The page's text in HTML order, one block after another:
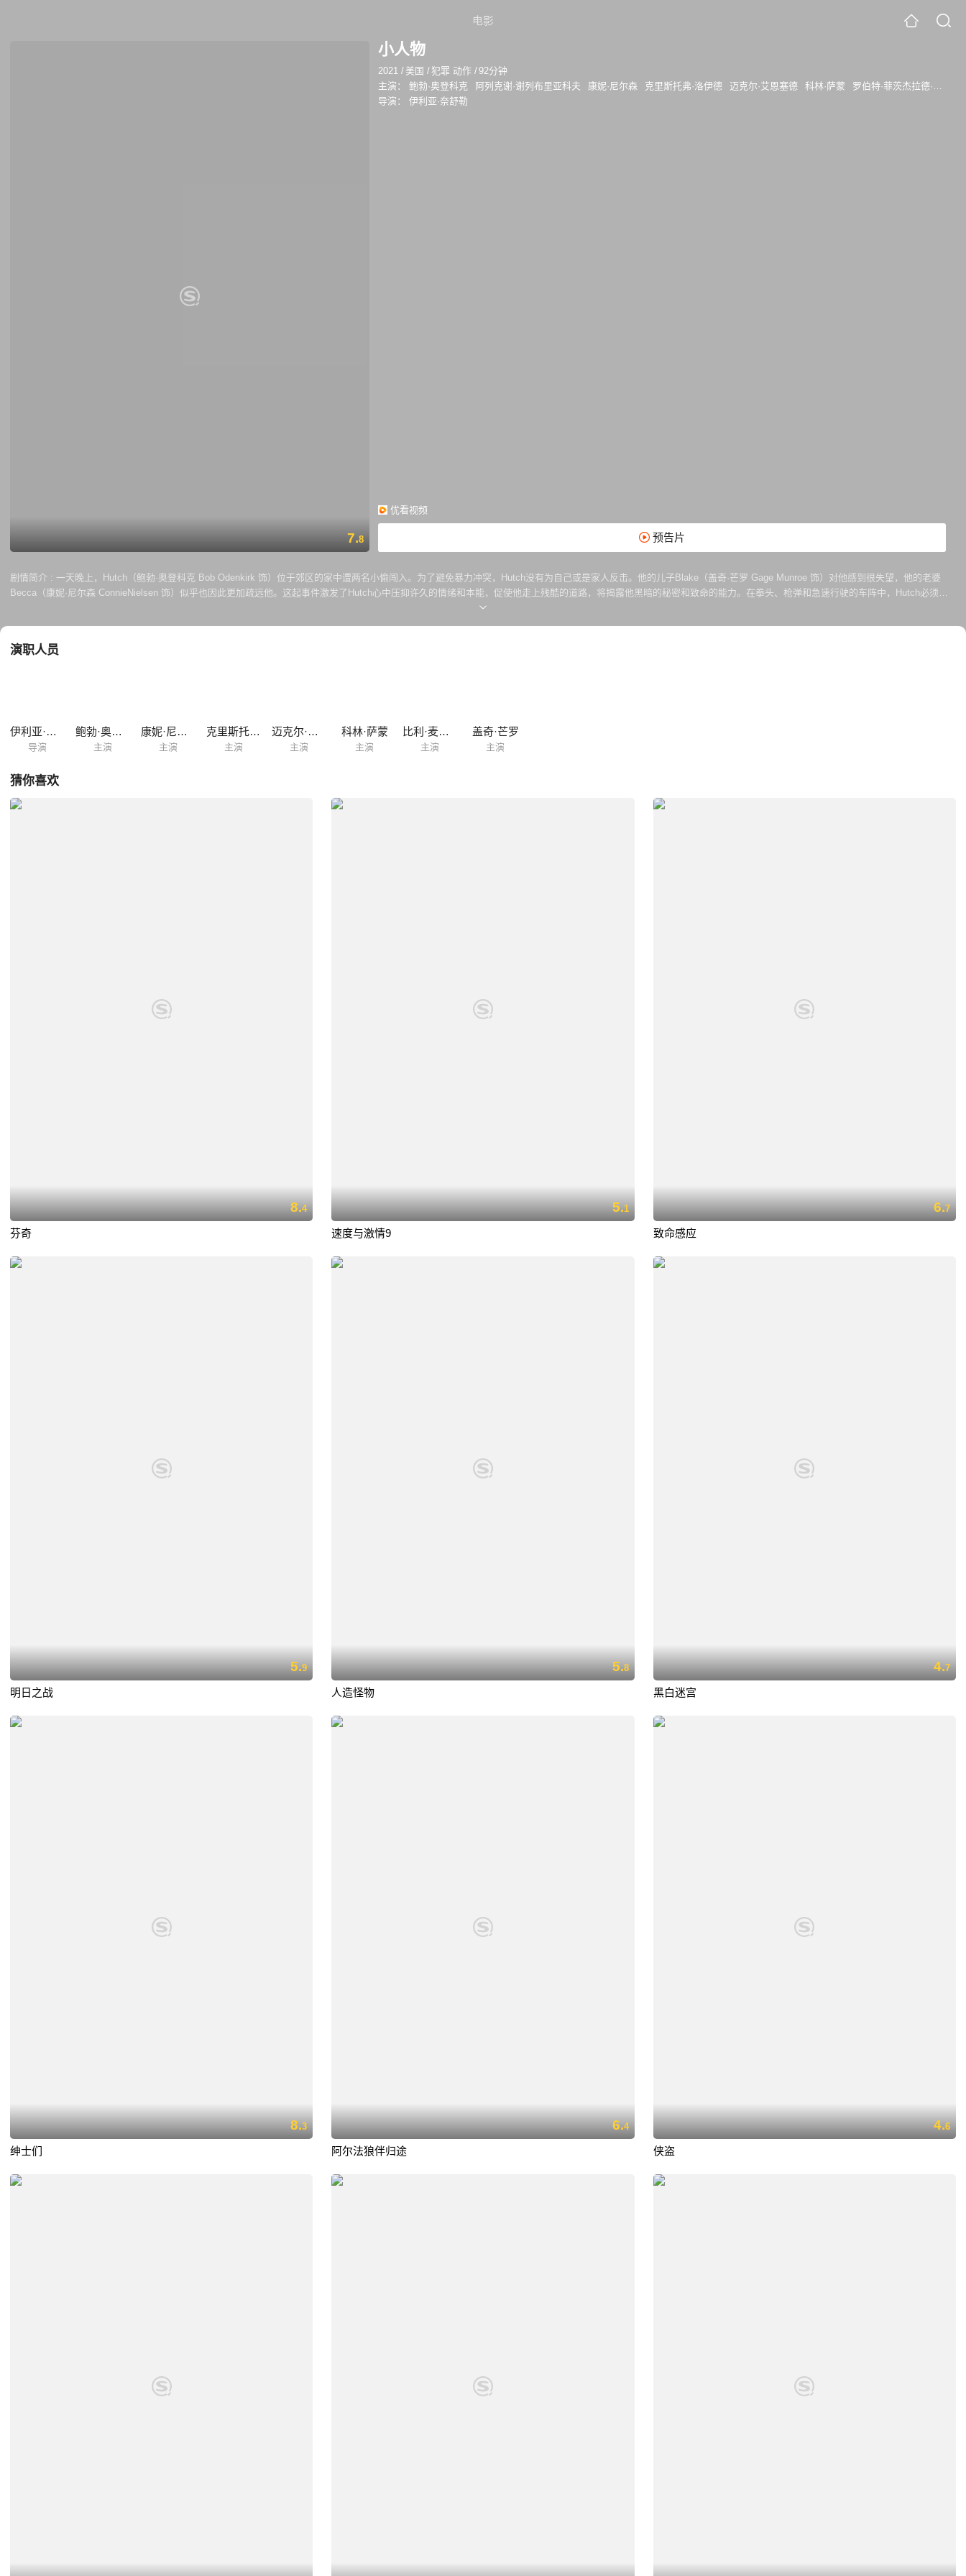
电影
7.8
小人物
2021 / 美国 /犯罪 动作 /92分钟
主演：
鲍勃·奥登科克 阿列克谢·谢列布里亚科夫 康妮·尼尔森 克里斯托弗·洛伊德 迈克尔·艾恩塞德 科林·萨蒙
罗伯特·菲茨杰拉德·迪格斯
导演：
伊利亚·奈舒勒
优看视频
预告片
剧情简介 : 一天晚上，Hutch（鲍勃·奥登科克 Bob Odenkirk 饰）位于郊区的家中遭两名小偷闯入。为了避免暴力冲突，Hutch没有为自己或是家人反击。他的儿子Blake（盖奇·芒罗 Gage Munroe 饰）对他感到很失望，他的老婆
Becca（康妮·尼尔森 ConnieNielsen 饰）似乎也因此更加疏远他。这起事件激发了Hutch心中压抑许久的情绪和本能，促使他走上残酷的道路，将揭露他黑暗的秘密和致命的能力。在拳头、枪弹和急速行驶的车阵中，Hutch必须从
危险的敌人（阿列克谢·谢列布里亚科夫 AlexeySerebryakov 饰）手中救出自己的家人，并确保别人不会再把他视作无名小卒。
演职人员
伊利亚·奈舒勒
导演
鲍勃·奥登科克
主演
康妮·尼尔森
主演
克里斯托弗·洛伊德
主演
迈克尔·艾恩塞德
主演
科林·萨蒙
主演
比利·麦克莱伦
主演
盖奇·芒罗
主演
猜你喜欢
8.4
芬奇
5.1
速度与激情9
6.7
致命感应
5.9
明日之战
5.8
人造怪物
4.7
黑白迷宫
8.3
绅士们
6.4
阿尔法狼伴归途
4.6
侠盗